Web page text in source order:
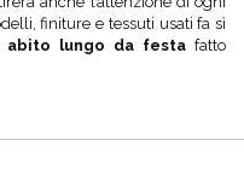
finiture e tessuti usati fa sì
abito lungo da festa fatto